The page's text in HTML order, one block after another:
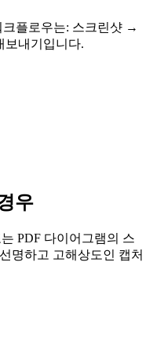
크플로우는: 스크린샷 →
내기입니다.
우
PDF 다이어그램의 스
명하고 고해상도인 캡처